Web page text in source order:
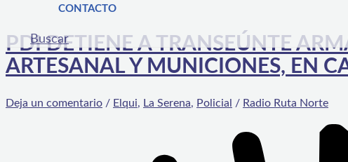
CONTACTO
Buscar
PDI DETIENE A TRANSEÚNTE
ARTESANAL Y MUNICIONES, EN
Deja un comentario / Elqui, La Serena, Policial / Radio Ruta Norte